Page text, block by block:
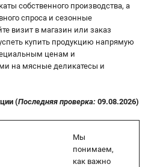
собственного производства, а
спроса и сезонные
визит в магазин или заказ
купить продукцию напрямую
ценам и
на мясные деликатесы и
(Последняя проверка: 09.08.2026)
Мы
понимаем,
как важно